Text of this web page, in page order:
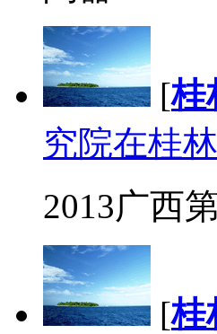
[桂
究院在桂
2013广西
[桂